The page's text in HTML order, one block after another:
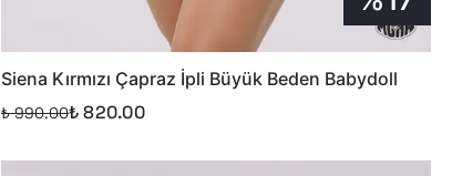
Siena Kırmızı Çapraz İpli Büyük Beden Babydoll
₺ 990.00₺ 820.00